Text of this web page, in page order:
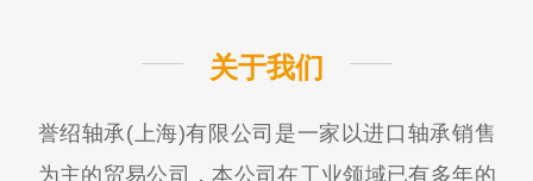
关于我们
誉绍轴承(上海)有限公司是一家以进口轴承销售
为主的贸易公司，本公司在工业领域已有多年的